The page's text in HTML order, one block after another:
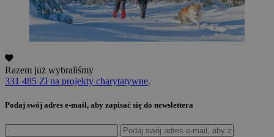
Razem już wybraliśmy
331 485 Zł na projekty charytatywne.
Podaj swój adres e-mail, aby zapisać się do newslettera